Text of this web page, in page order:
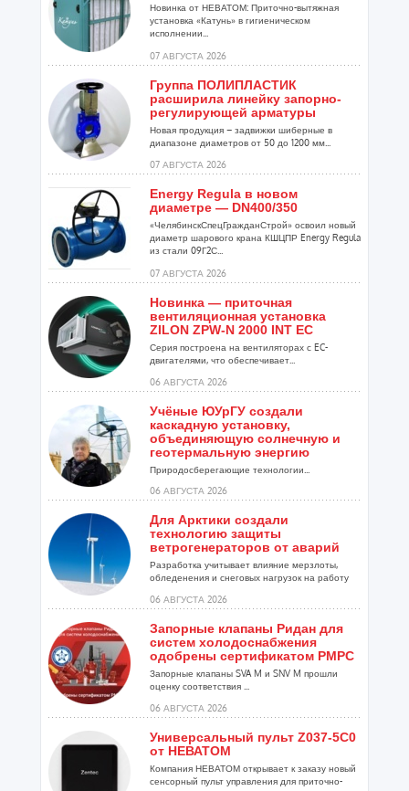
Новинка от НЕВАТОМ: Приточно-вытяжная
установка «Катунь» в гигиеническом
исполнении...
07 АВГУСТА 2026
Группа ПОЛИПЛАСТИК
расширила линейку запорно-
регулирующей арматуры
Новая продукция – задвижки шиберные в
диапазоне диаметров от 50 до 1200 мм...
07 АВГУСТА 2026
Energy Regula в новом
диаметре — DN400/350
«ЧелябинскСпецГражданСтрой» освоил новый
диаметр шарового крана КШЦПР Energy Regula
из стали 09Г2С...
07 АВГУСТА 2026
Новинка — приточная
вентиляционная установка
ZILON ZPW-N 2000 INT EC
Серия построена на вентиляторах с EC-
двигателями, что обеспечивает...
06 АВГУСТА 2026
Учёные ЮУрГУ создали
каскадную установку,
объединяющую солнечную и
геотермальную энергию
Природосберегающие технологии...
06 АВГУСТА 2026
Для Арктики создали
технологию защиты
ветрогенераторов от аварий
Разработка учитывает влияние мерзлоты,
обледенения и снеговых нагрузок на работу
06 АВГУСТА 2026
Запорные клапаны Ридан для
систем холодоснабжения
одобрены сертификатом РМРС
Запорные клапаны SVA M и SNV M прошли
оценку соответствия ...
06 АВГУСТА 2026
Универсальный пульт Z037-5C0
от НЕВАТОМ
Компания НЕВАТОМ открывает к заказу новый
сенсорный пульт управления для приточно-